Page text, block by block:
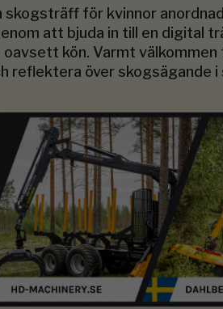
skogsträff för kvinnor
att bjuda in till en digital
kön. Varmt välkommen
reflektera över skogsägande